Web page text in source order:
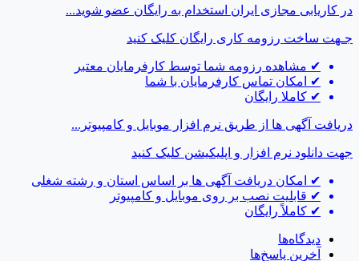
در کاریابی مجازی ایران استخدام به رایگان عضو شوید...
جـهت ساخت رزومه کاری رایگان کلیک کنید
✔ مشاهده رزومه شما توسط کارفرمایان معتبر
✔
امکان تماس کارفرمایان با شما
✔ کاملا رایگان
دریافت آگهی ها از طریق نرم افزار موبایل و کامپیوتر...
جهت دانلود نرم افزار و اپلیکیشن کلیک کنید
✔
امکان دریافت آگهی ها بر اساس استان و رشته شغلی
✔ قابلیت نصب بر روی موبایل و کامپیوتر
✔ کاملاً رایگان
دیدگاه‌ها
آخرین پاسخ‌ها